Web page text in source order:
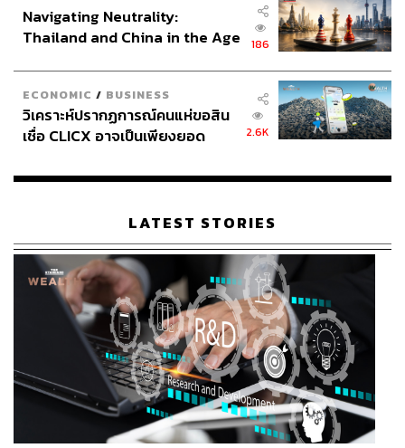
Navigating Neutrality:
Thailand and China in the Age
186
ECONOMIC / BUSINESS
วิเคราะห์ปรากฏการณ์คนแห่ขอสิน
เชื่อ CLICX อาจเป็นเพียงยอด
เรือนไทยที่ถูกซุกไว้
2.6K
LATEST STORIES